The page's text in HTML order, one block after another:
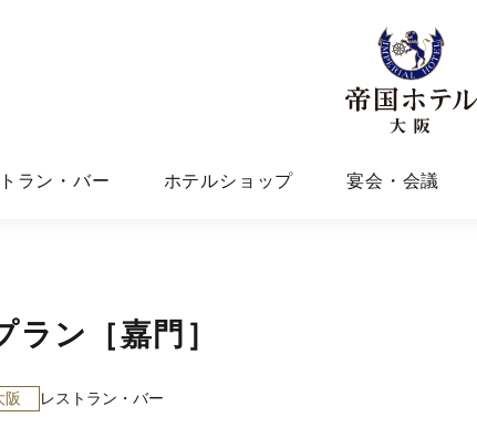
ラン・バー ホテルショップ 宴会・会議
ラン［嘉門］
阪 レストラン・バー